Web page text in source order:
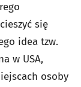
się
idea tzw.
w USA,
osoby